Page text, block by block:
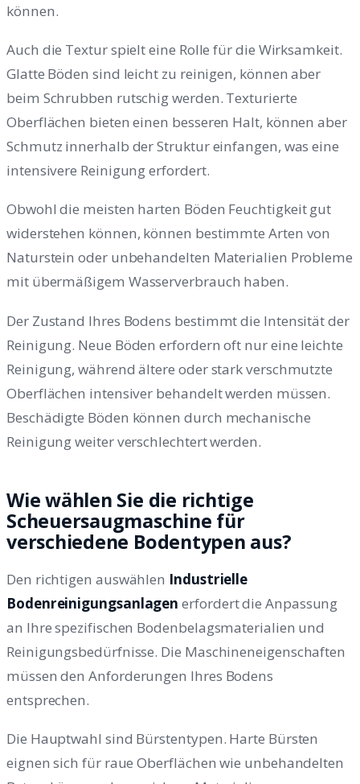
können.
Auch die Textur spielt eine Rolle für die Wirksamkeit.
Glatte Böden sind leicht zu reinigen, können aber
beim Schrubben rutschig werden. Texturierte
Oberflächen bieten einen besseren Halt, können aber
Schmutz innerhalb der Struktur einfangen, was eine
intensivere Reinigung erfordert.
Obwohl die meisten harten Böden Feuchtigkeit gut
widerstehen können, können bestimmte Arten von
Naturstein oder unbehandelten Materialien Probleme
mit übermäßigem Wasserverbrauch haben.
Der Zustand Ihres Bodens bestimmt die Intensität der
Reinigung. Neue Böden erfordern oft nur eine leichte
Reinigung, während ältere oder stark verschmutzte
Oberflächen intensiver behandelt werden müssen.
Beschädigte Böden können durch mechanische
Reinigung weiter verschlechtert werden.
Wie wählen Sie die richtige
Scheuersaugmaschine für
verschiedene Bodentypen aus?
Den richtigen auswählen Industrielle
Bodenreinigungsanlagen erfordert die Anpassung
an Ihre spezifischen Bodenbelagsmaterialien und
Reinigungsbedürfnisse. Die Maschineneigenschaften
müssen den Anforderungen Ihres Bodens
entsprechen.
Die Hauptwahl sind Bürstentypen. Harte Bürsten
eignen sich für raue Oberflächen wie unbehandelten